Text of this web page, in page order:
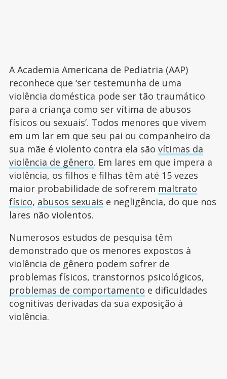
A Academia Americana de Pediatria (AAP)
reconhece que ‘ser testemunha de uma
violência doméstica pode ser tão traumático
para a criança como ser vítima de abusos
físicos ou sexuais’. Todos menores que vivem
em um lar em que seu pai ou companheiro da
sua mãe é violento contra ela são vítimas da
violência de gênero. Em lares em que impera a
violência, os filhos e filhas têm até 15 vezes
maior probabilidade de sofrerem maltrato
físico, abusos sexuais e negligência, do que nos
lares não violentos.
Numerosos estudos de pesquisa têm
demonstrado que os menores expostos à
violência de gênero podem sofrer de
problemas físicos, transtornos psicológicos,
problemas de comportamento e dificuldades
cognitivas derivadas da sua exposição à
violência.